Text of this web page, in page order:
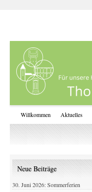
Willkommen Aktuelles
Neue Beiträge
30. Juni 2026: Sommerferien